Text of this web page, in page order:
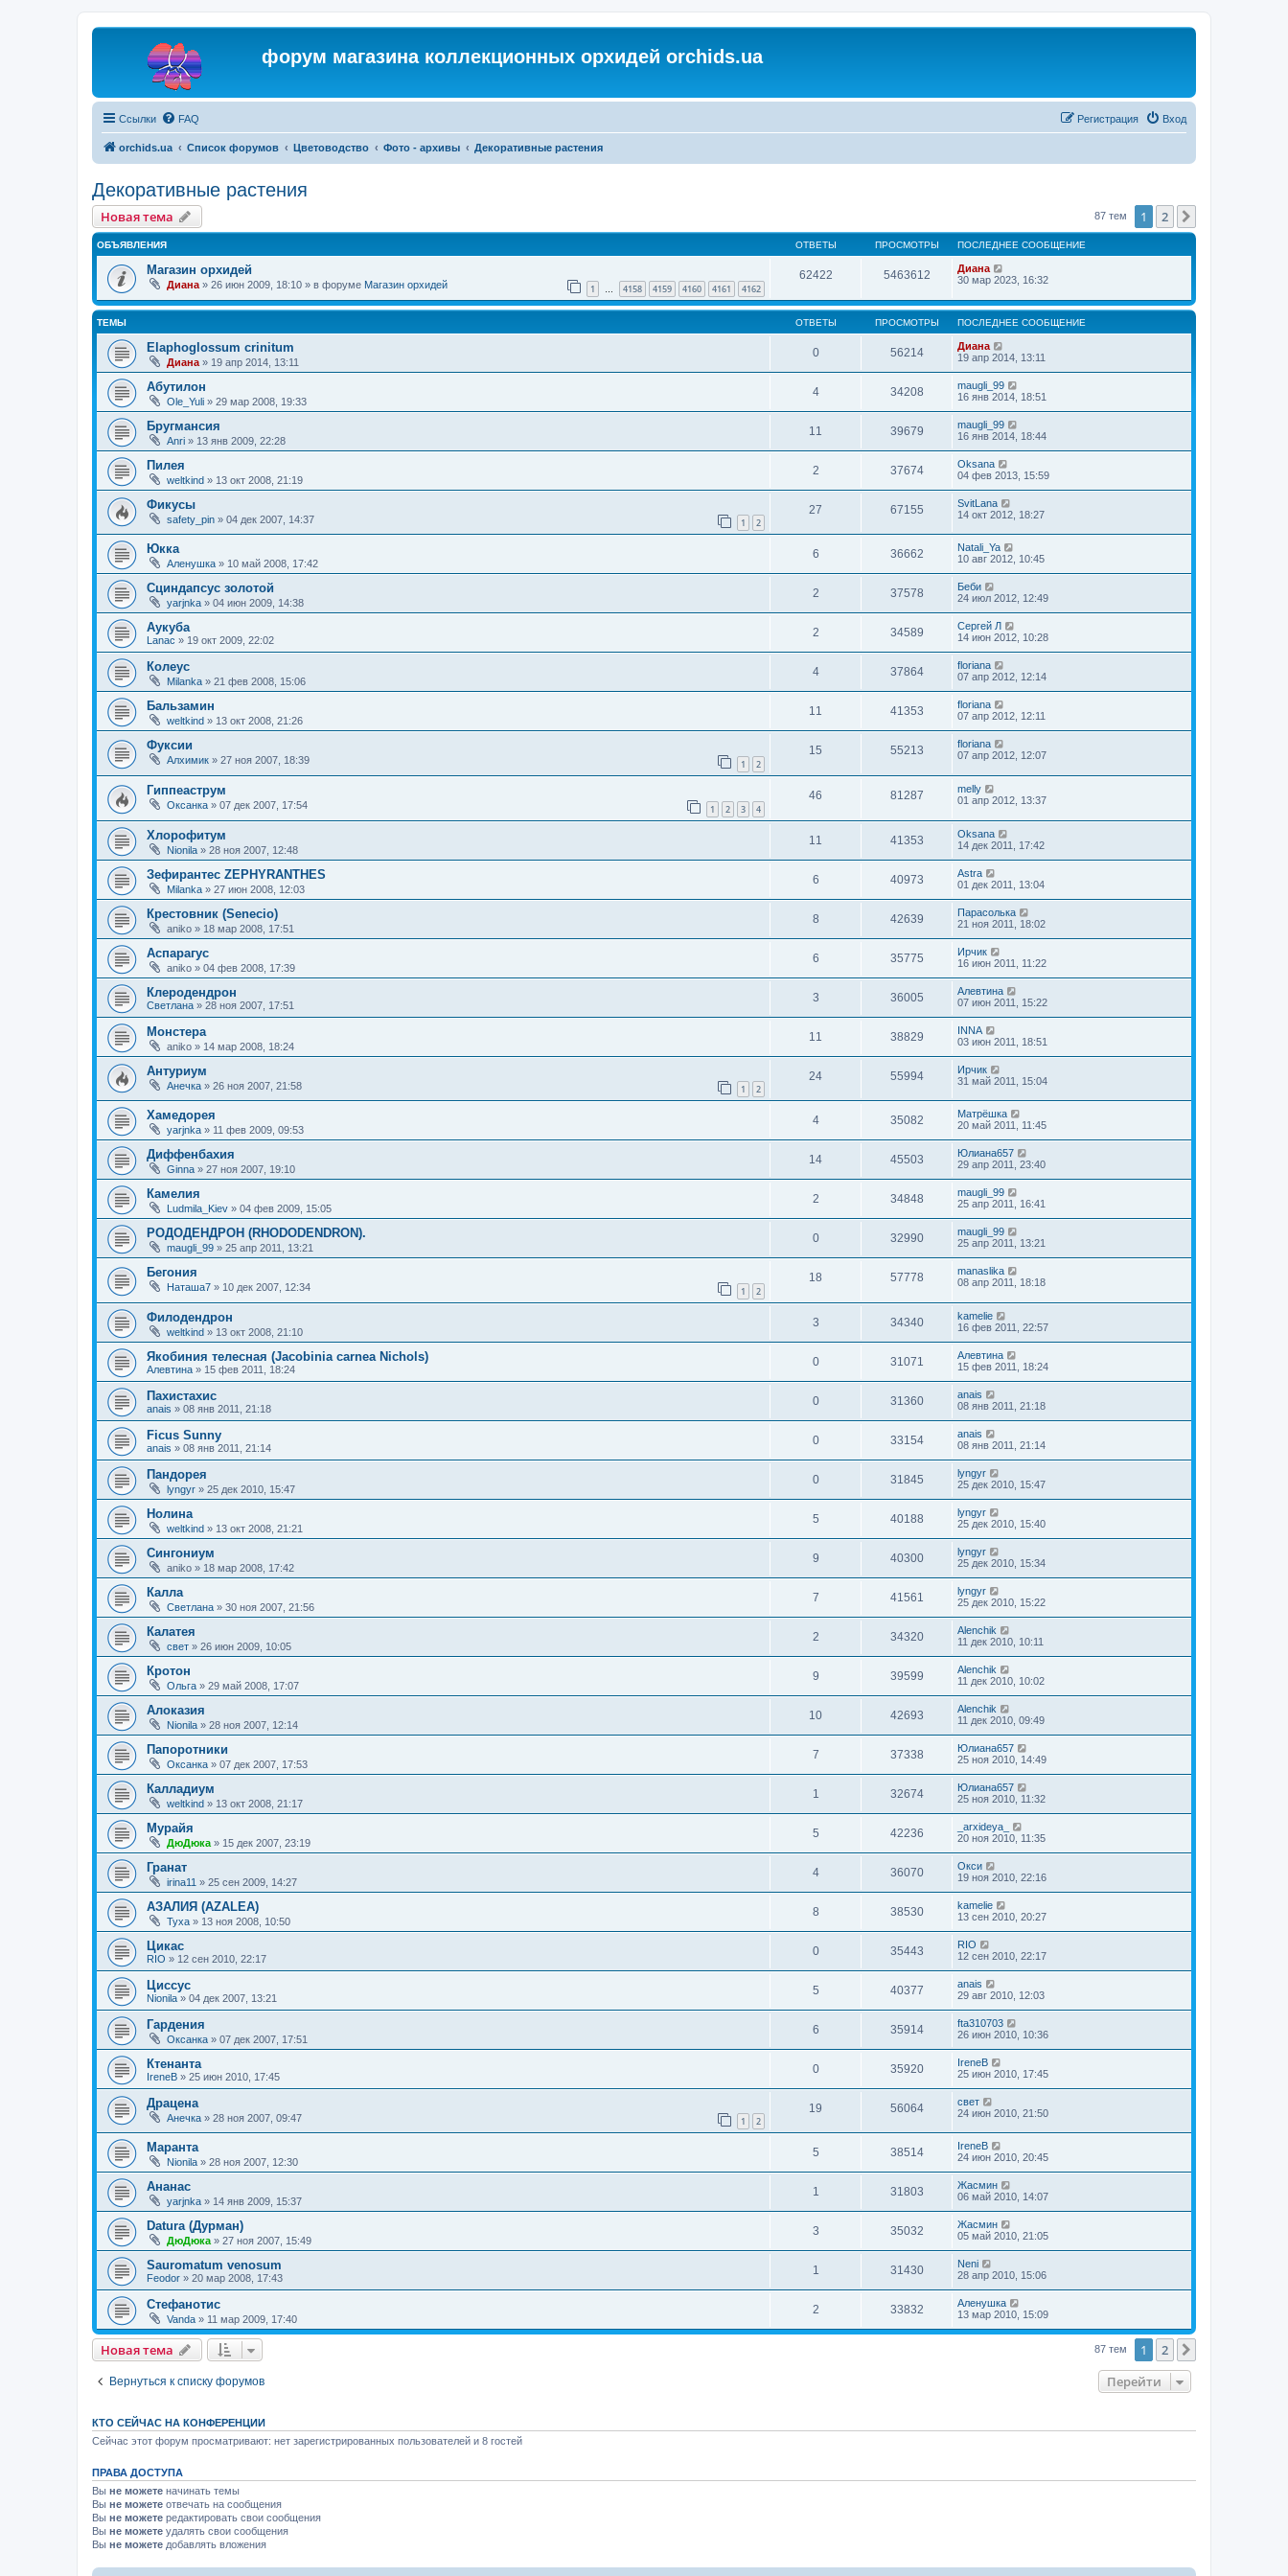
форум магазина коллекционных орхидей orchids.ua
Ссылки FAQ Вход
Регистрация
orchids.ua Список форумов Цветоводство Фото - архивы Декоративные растения
Декоративные растения
Новая тема 87 тем 1 2
ОБЪЯВЛЕНИЯ ОТВЕТЫ ПРОСМОТРЫ ПОСЛЕДНЕЕ СООБЩЕНИЕ
Магазин орхидей
Диана » 26 июн 2009, 18:10 » в форуме Магазин орхидей 1 … 4158 4159 4160 4161 4162
62422 5463612
Диана
30 мар 2023, 16:32
ТЕМЫ ОТВЕТЫ ПРОСМОТРЫ ПОСЛЕДНЕЕ СООБЩЕНИЕ
Elaphoglossum crinitum
Диана » 19 апр 2014, 13:11
0 56214
Диана
19 апр 2014, 13:11
Абутилон
Ole_Yuli » 29 мар 2008, 19:33
4 34208
maugli_99
16 янв 2014, 18:51
Бругмансия
Anri » 13 янв 2009, 22:28
11 39679
maugli_99
16 янв 2014, 18:44
Пилея
weltkind » 13 окт 2008, 21:19
2 37674
Oksana
04 фев 2013, 15:59
Фикусы
safety_pin » 04 дек 2007, 14:37 1 2
27 67155
SvitLana
14 окт 2012, 18:27
Юкка
Аленушка » 10 май 2008, 17:42
6 36662
Natali_Ya
10 авг 2012, 10:45
Сциндапсус золотой
yarjnka » 04 июн 2009, 14:38
2 37578
Беби
24 июл 2012, 12:49
Аукуба
Lanac » 19 окт 2009, 22:02
2 34589
Сергей Л
14 июн 2012, 10:28
Колеус
Milanka » 21 фев 2008, 15:06
4 37864
floriana
07 апр 2012, 12:14
Бальзамин
weltkind » 13 окт 2008, 21:26
11 41353
floriana
07 апр 2012, 12:11
Фуксии
Алхимик » 27 ноя 2007, 18:39 1 2
15 55213
floriana
07 апр 2012, 12:07
Гиппеаструм
Оксанка » 07 дек 2007, 17:54 1 2 3 4
46 81287
melly
01 апр 2012, 13:37
Хлорофитум
Nionila » 28 ноя 2007, 12:48
11 41353
Oksana
14 дек 2011, 17:42
Зефирантес ZEPHYRANTHES
Milanka » 27 июн 2008, 12:03
6 40973
Astra
01 дек 2011, 13:04
Крестовник (Senecio)
aniko » 18 мар 2008, 17:51
8 42639
Парасолька
21 ноя 2011, 18:02
Аспарагус
aniko » 04 фев 2008, 17:39
6 35775
Ирчик
16 июн 2011, 11:22
Клеродендрон
Светлана » 28 ноя 2007, 17:51
3 36005
Алевтина
07 июн 2011, 15:22
Монстера
aniko » 14 мар 2008, 18:24
11 38829
INNA
03 июн 2011, 18:51
Антуриум
Анечка » 26 ноя 2007, 21:58 1 2
24 55994
Ирчик
31 май 2011, 15:04
Хамедорея
yarjnka » 11 фев 2009, 09:53
4 35082
Матрёшка
20 май 2011, 11:45
Диффенбахия
Ginna » 27 ноя 2007, 19:10
14 45503
Юлиана657
29 апр 2011, 23:40
Камелия
Ludmila_Kiev » 04 фев 2009, 15:05
2 34848
maugli_99
25 апр 2011, 16:41
РОДОДЕНДРОН (RHODODENDRON).
maugli_99 » 25 апр 2011, 13:21
0 32990
maugli_99
25 апр 2011, 13:21
Бегония
Наташа7 » 10 дек 2007, 12:34 1 2
18 57778
manaslika
08 апр 2011, 18:18
Филодендрон
weltkind » 13 окт 2008, 21:10
3 34340
kamelie
16 фев 2011, 22:57
Якобиния телесная (Jacobinia carnea Nichols)
Алевтина » 15 фев 2011, 18:24
0 31071
Алевтина
15 фев 2011, 18:24
Пахистахис
anais » 08 янв 2011, 21:18
0 31360
anais
08 янв 2011, 21:18
Ficus Sunny
anais » 08 янв 2011, 21:14
0 33154
anais
08 янв 2011, 21:14
Пандорея
lyngyr » 25 дек 2010, 15:47
0 31845
lyngyr
25 дек 2010, 15:47
Нолина
weltkind » 13 окт 2008, 21:21
5 40188
lyngyr
25 дек 2010, 15:40
Сингониум
aniko » 18 мар 2008, 17:42
9 40300
lyngyr
25 дек 2010, 15:34
Калла
Светлана » 30 ноя 2007, 21:56
7 41561
lyngyr
25 дек 2010, 15:22
Калатея
свет » 26 июн 2009, 10:05
2 34320
Alenchik
11 дек 2010, 10:11
Кротон
Ольга » 29 май 2008, 17:07
9 39599
Alenchik
11 дек 2010, 10:02
Алоказия
Nionila » 28 ноя 2007, 12:14
10 42693
Alenchik
11 дек 2010, 09:49
Папоротники
Оксанка » 07 дек 2007, 17:53
7 37338
Юлиана657
25 ноя 2010, 14:49
Калладиум
weltkind » 13 окт 2008, 21:17
1 32674
Юлиана657
25 ноя 2010, 11:32
Мурайя
ДюДюка » 15 дек 2007, 23:19
5 42236
_arxideya_
20 ноя 2010, 11:35
Гранат
irina11 » 25 сен 2009, 14:27
4 36070
Окси
19 ноя 2010, 22:16
АЗАЛИЯ (AZALEA)
Tyxa » 13 ноя 2008, 10:50
8 38530
kamelie
13 сен 2010, 20:27
Цикас
RIO » 12 сен 2010, 22:17
0 35443
RIO
12 сен 2010, 22:17
Циссус
Nionila » 04 дек 2007, 13:21
5 40377
anais
29 авг 2010, 12:03
Гардения
Оксанка » 07 дек 2007, 17:51
6 35914
fta310703
26 июн 2010, 10:36
Ктенанта
IreneB » 25 июн 2010, 17:45
0 35920
IreneB
25 июн 2010, 17:45
Драцена
Анечка » 28 ноя 2007, 09:47 1 2
19 56064
свет
24 июн 2010, 21:50
Маранта
Nionila » 28 ноя 2007, 12:30
5 38514
IreneB
24 июн 2010, 20:45
Ананас
yarjnka » 14 янв 2009, 15:37
1 31803
Жасмин
06 май 2010, 14:07
Datura (Дурман)
ДюДюка» 27 ноя 2007, 15:49
3 35032
Жасмин
05 май 2010, 21:05
Sauromatum venosum
Feodor » 20 мар 2008, 17:43
1 31430
Neni
28 апр 2010, 15:06
Стефанотис
Vanda » 11 мар 2009, 17:40
2 33832
Аленушка
13 мар 2010, 15:09
Новая тема 87 тем 1 2
Вернуться к списку форумов Перейти
КТО СЕЙЧАС НА КОНФЕРЕНЦИИ
Сейчас этот форум просматривают: нет зарегистрированных пользователей и 8 гостей
ПРАВА ДОСТУПА
Вы не можете начинать темы
Вы не можете отвечать на сообщения
Вы не можете редактировать свои сообщения
Вы не можете удалять свои сообщения
Вы не можете добавлять вложения